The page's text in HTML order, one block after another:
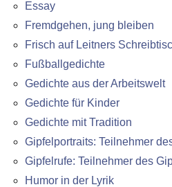
Essay
Fremdgehen, jung bleiben
Frisch auf Leitners
Fußballgedichte
Gedichte aus der Arbeitswelt
Gedichte für Kinder
Gedichte mit Tradition
Gipfelportraits: Teilnehmer
Gipfelrufe: Teilnehmer des
Humor in der Lyrik